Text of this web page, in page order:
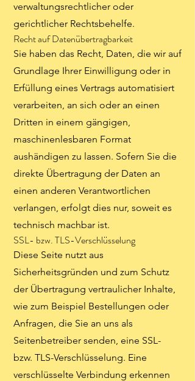
verwaltungsrechtlicher oder
gerichtlicher Rechtsbehelfe.
Recht auf Daten­übertrag­barkeit
Sie haben das Recht, Daten, die wir auf
Grundlage Ihrer Einwilligung oder in
Erfüllung eines Vertrags automatisiert
verarbeiten, an sich oder an einen
Dritten in einem gängigen,
maschinenlesbaren Format
aushändigen zu lassen. Sofern Sie die
direkte Übertragung der Daten an
einen anderen Verantwortlichen
verlangen, erfolgt dies nur, soweit es
technisch machbar ist.
SSL- bzw. TLS-Verschlüsselung
Diese Seite nutzt aus
Sicherheitsgründen und zum Schutz
der Übertragung vertraulicher Inhalte,
wie zum Beispiel Bestellungen oder
Anfragen, die Sie an uns als
Seitenbetreiber senden, eine SSL-
bzw. TLS-Verschlüsselung. Eine
verschlüsselte Verbindung erkennen